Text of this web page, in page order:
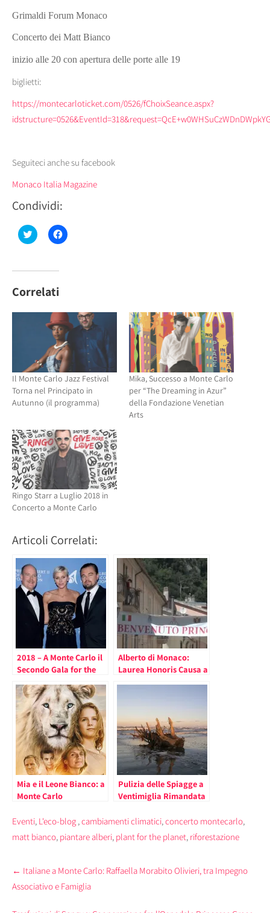
Grimaldi Forum Monaco
Concerto dei Matt Bianco
inizio alle 20 con apertura delle porte alle 19
biglietti:
https://montecarloticket.com/0526/fChoixSeance.aspx?
Seguiteci anche su facebook
Monaco Italia Magazine
Condividi:
Fai
clic
su
(Si
apre
una
nuova
finestra)
Fai
clic
nuova
finestra)
Correlati
Il Monte Carlo Jazz Festival
Torna nel Principato in
Autunno (il programma)
Mika, Successo a Monte Carlo
per “The Dreaming in Azur”
della Fondazione Venetian
Arts
Ringo Starr a Luglio 2018 in
Concerto a Monte Carlo
Articoli Correlati:
2018 – A Monte Carlo il
Secondo Gala for the
Garantisce il suo
Sostegno alla Causa
della Salvaguardia dei
Mari
Alberto di Monaco:
Laurea Honoris Causa a
Mia e il Leone Bianco: a
Monte Carlo
del Re della Savana
Pulizia delle Spiagge a
Ventimiglia Rimandata
Maltempo (il
Comunicato)
Eventi, L'eco-blog ,cambiamenti climatici,concerto montecarlo,
matt bianco, piantare alberi, plant for the planet, riforestazione
Post
navigation
← Italiane a Monte Carlo: Raffaella Morabito Olivieri, tra Impegno
Associativo e Famiglia